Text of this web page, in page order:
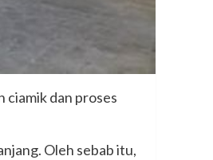
ciamik dan proses
Oleh sebab itu,